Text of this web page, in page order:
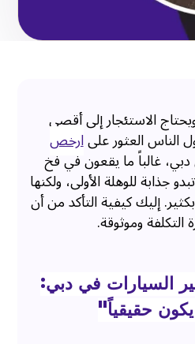
الاستئجار إلى أقصى
الناس العثور علىارخص
غالباً ما يقعون في فخ
جذابة للوهلة الأولى، ولكنها
إليك كيفية التأكد من أن
وموثوقة.
السيارات في دبي:
حقيقياً“